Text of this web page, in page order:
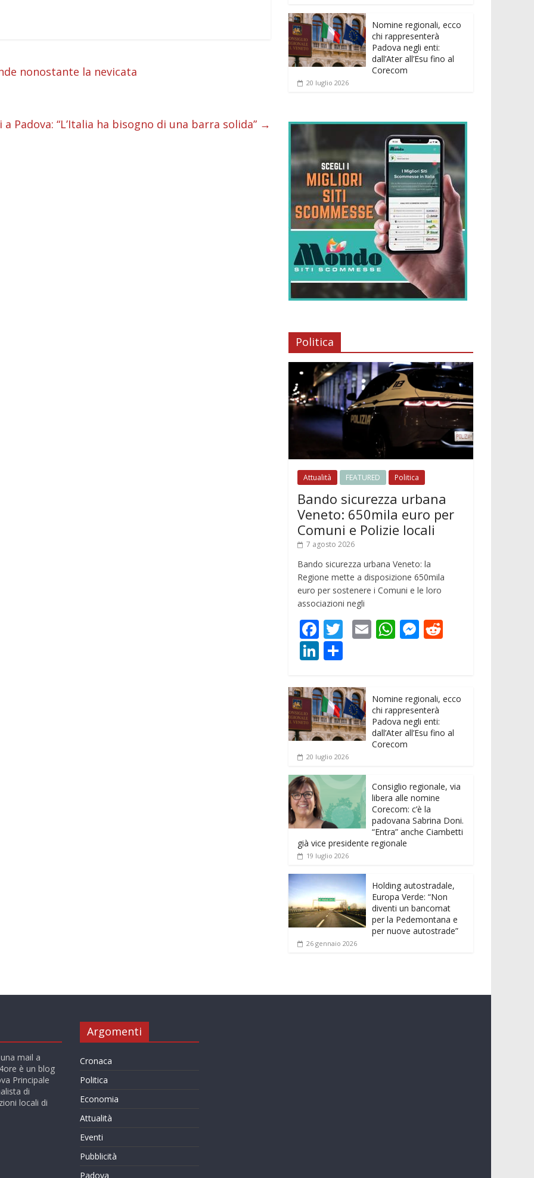
nonostante la nevicata
a Padova: “L’Italia ha bisogno di una barra solida” →
Nomine regionali, ecco
chi rappresenterà
Padova negli enti:
dall’Ater all’Esu fino al
Corecom
20 luglio 2026
Politica
Attualità FEATURED Politica
Bando sicurezza urbana
Veneto: 650mila euro per
Comuni e Polizie locali
7 agosto 2026
Bando sicurezza urbana Veneto: la
Regione mette a disposizione 650mila
euro per sostenere i Comuni e le loro
associazioni negli
F
ac
e
b
o
o
k
T
er
E W
A
p
p
M
n
g
er
t
Li
k
e
dI
n
n
di
vi
di
Nomine regionali, ecco
chi rappresenterà
Padova negli enti:
dall’Ater all’Esu fino al
Corecom
20 luglio 2026
Consiglio regionale, via
libera alle nomine
Corecom: c’è la
padovana Sabrina Doni.
“Entra” anche Ciambetti
già vice presidente regionale
19 luglio 2026
Holding autostradale,
Europa Verde: “Non
diventi un bancomat
per la Pedemontana e
per nuove autostrade”
26 gennaio 2026
mail a
è un blog
Principale
di
locali di
Argomenti
Cronaca
Politica
Economia
Attualità
Eventi
Pubblicità
Padova